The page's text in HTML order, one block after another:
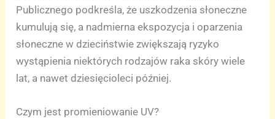
Publicznego podkreśla, że uszkodzenia słoneczne
kumulują się, a nadmierna ekspozycja i oparzenia
słoneczne w dzieciństwie zwiększają ryzyko
wystąpienia niektórych rodzajów raka skóry wiele
lat, a nawet dziesięcioleci później.
Czym jest promieniowanie UV?